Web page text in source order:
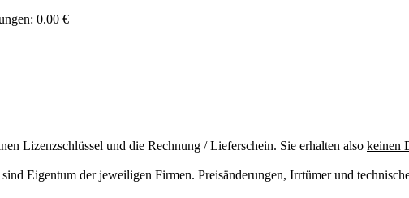
0.00 €
Lizenzschlüssel und die Rechnung / Lieferschein. Sie erhalten also keinen
Eigentum der jeweiligen Firmen. Preisänderungen, Irrtümer und